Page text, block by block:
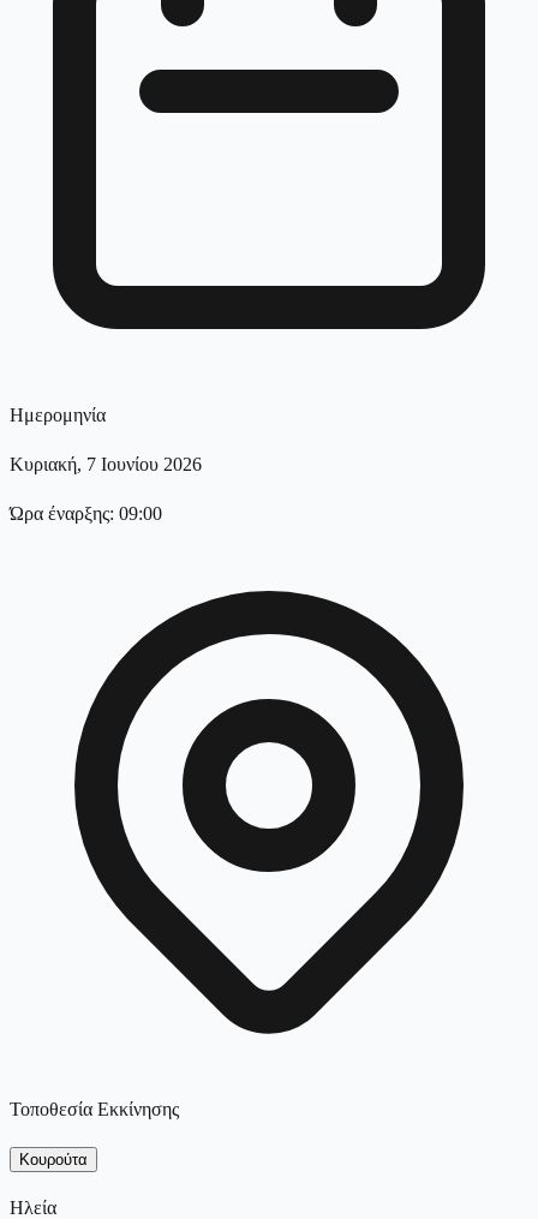
Ημερομηνία
Κυριακή, 7 Ιουνίου 2026
Ώρα έναρξης: 09:00
Τοποθεσία Εκκίνησης
Κουρούτα
Ηλεία